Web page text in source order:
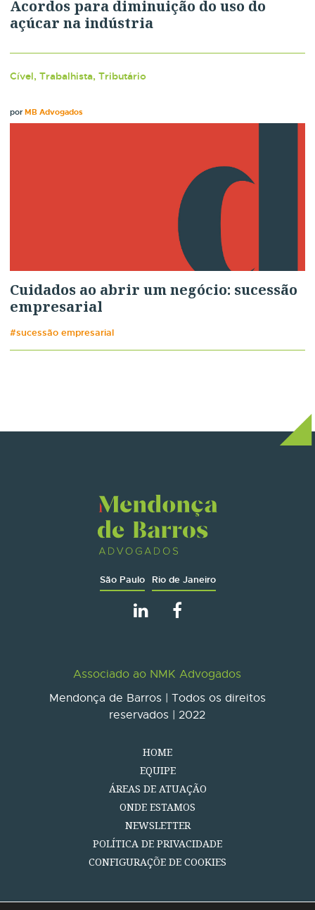
Acordos para diminuição do uso do
açúcar na indústria
Cível, Trabalhista, Tributário
porMB Advogados
Cuidados ao abrir um negócio: sucessão
empresarial
#sucessão empresarial
São Paulo Rio de Janeiro
Associado ao NMK Advogados
Mendonça de Barros | Todos os direitos
reservados | 2022
HOME
EQUIPE
ÁREAS DE ATUAÇÃO
ONDE ESTAMOS
NEWSLETTER
POLÍTICA DE PRIVACIDADE
CONFIGURAÇÕE DE COOKIES